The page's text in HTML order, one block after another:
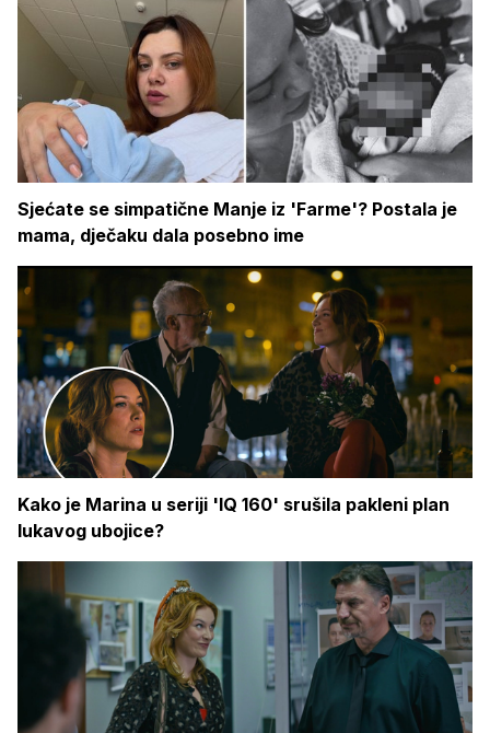
Sjećate se simpatične Manje iz 'Farme'? Postala je
mama, dječaku dala posebno ime
Kako je Marina u seriji 'IQ 160' srušila pakleni plan
lukavog ubojice?